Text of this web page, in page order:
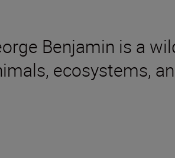
Benjamin is a
ecosystems,